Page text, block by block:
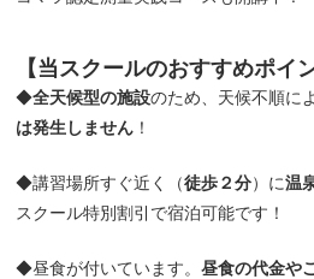
【当スクールのおすすめポイ
◆全天候型の施設のため、天候不順に
は発生しません ！
◆講習場所すぐ近く（徒歩２分）に温
スクール特別割引で宿泊可能です！
◆昼食が付いています。昼食の代金や